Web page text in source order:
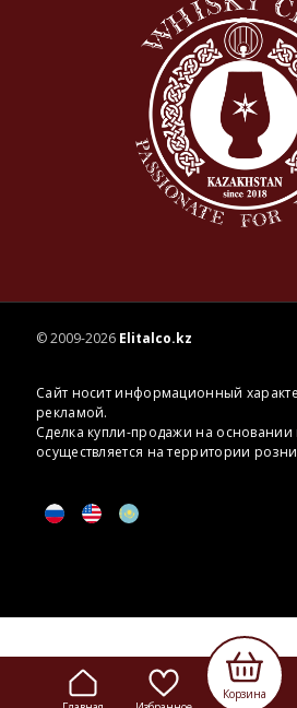
Корзина
© 2009-2026 Elitalco.kz
Сайт носит информационный
рекламой.
Сделка купли-продажи на
осуществляется на территории